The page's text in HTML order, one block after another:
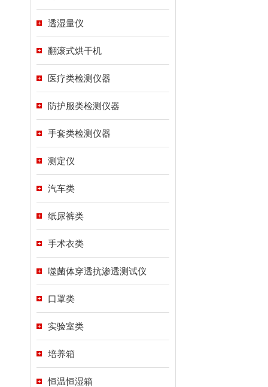
透湿量仪
翻滚式烘干机
医疗类检测仪器
防护服类检测仪器
手套类检测仪器
测定仪
汽车类
纸尿裤类
手术衣类
噬菌体穿透抗渗透测试仪
口罩类
实验室类
培养箱
恒温恒湿箱